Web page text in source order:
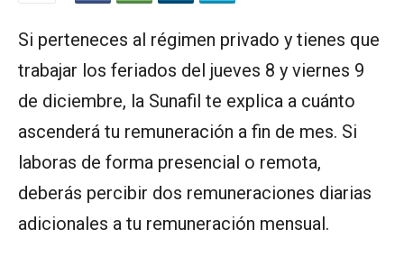
Si perteneces al régimen privado y tienes que
trabajar los feriados del jueves 8 y viernes 9
de diciembre, la Sunafil te explica a cuánto
ascenderá tu remuneración a fin de mes. Si
laboras de forma presencial o remota,
deberás percibir dos remuneraciones diarias
adicionales a tu remuneración mensual.